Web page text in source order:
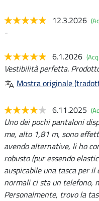
12.3.2026
-
6.1.2026
Vestibilità perfetta.
Mostra originale
6.11.2025
Uno dei pochi pantaloni
me, alto 1,81 m, sono
avendo alternative, li ho
robusto (pur essendo
auspicabile una tasca per
normali ci sta un telefono,
Personalmente, trovo la